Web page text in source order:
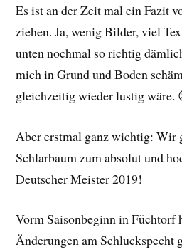
Es ist an der Zeit mal ein Fazit
ziehen. Ja, wenig Bilder, viel
unten nochmal so richtig
mich in Grund und Boden
gleichzeitig wieder lustig wäre.
Aber erstmal ganz wichtig: Wir
Schlarbaum zum absolut und
Deutscher Meister 2019!
Vorm Saisonbeginn in Füchtorf
Änderungen am Schluckspecht